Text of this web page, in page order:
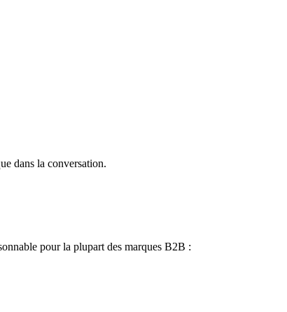
dans la conversation.
pour la plupart des marques B2B :